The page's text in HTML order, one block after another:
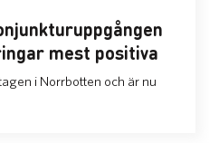
mest positiva
i Norrbotten och är nu